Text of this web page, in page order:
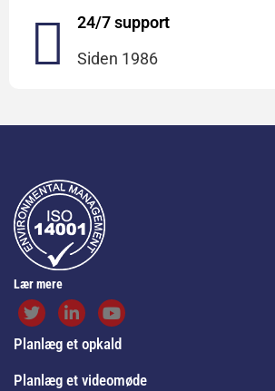
24/7 support
Siden 1986
Lær mere
Planlæg et opkald
Planlæg et videomøde